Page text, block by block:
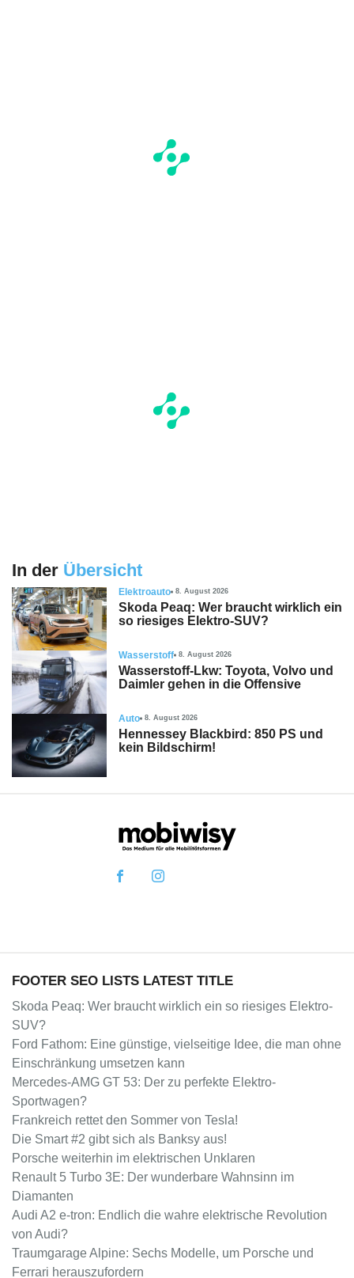
In der Übersicht
Elektroauto 8. August 2026
Skoda Peaq: Wer braucht wirklich ein
so riesiges Elektro-SUV?
Wasserstoff 8. August 2026
Wasserstoff-Lkw: Toyota, Volvo und
Daimler gehen in die Offensive
Auto 8. August 2026
Hennessey Blackbird: 850 PS und
kein Bildschirm!
FOOTER SEO LISTS LATEST TITLE
Skoda Peaq: Wer braucht wirklich ein so riesiges Elektro-
SUV?
Ford Fathom: Eine günstige, vielseitige Idee, die man ohne
Einschränkung umsetzen kann
Mercedes-AMG GT 53: Der zu perfekte Elektro-
Sportwagen?
Frankreich rettet den Sommer von Tesla!
Die Smart #2 gibt sich als Banksy aus!
Porsche weiterhin im elektrischen Unklaren
Renault 5 Turbo 3E: Der wunderbare Wahnsinn im
Diamanten
Audi A2 e-tron: Endlich die wahre elektrische Revolution
von Audi?
Traumgarage Alpine: Sechs Modelle, um Porsche und
Ferrari herauszufordern